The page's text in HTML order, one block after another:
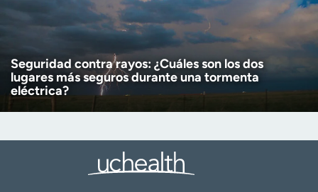
Seguridad contra rayos: ¿Cuáles son los dos
lugares más seguros durante una tormenta
eléctrica?